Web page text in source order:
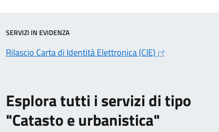
Esplora tutti i servizi di tipo
"Catasto e urbanistica"
SERVIZI IN EVIDENZA
Rilascio Carta di Identità Elettronica (CIE)